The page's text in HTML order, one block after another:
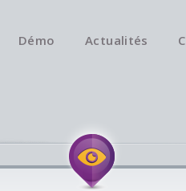
Démo Actualités
Available on iOS &